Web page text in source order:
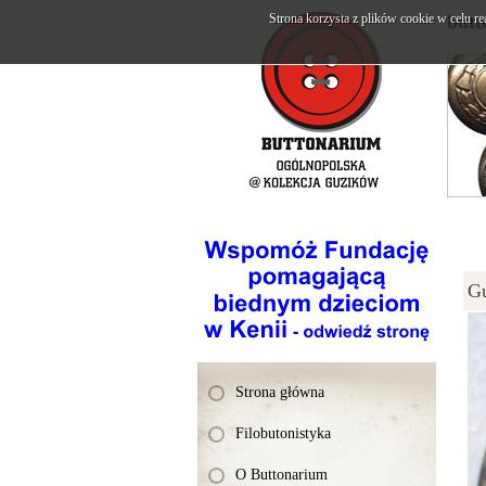
Strona główna
Filobutonistyka
O Buttonarium
Strona korzysta z plików cookie w celu